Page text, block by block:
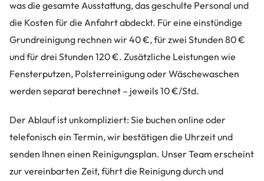
was die gesamte Ausstattung, das geschulte Personal und
die Kosten für die Anfahrt abdeckt. Für eine einstündige
Grundreinigung rechnen wir 40 €, für zwei Stunden 80 €
und für drei Stunden 120 €. Zusätzliche Leistungen wie
Fensterputzen, Polsterreinigung oder Wäschewaschen
werden separat berechnet – jeweils 10 €/Std.
Der Ablauf ist unkompliziert: Sie buchen online oder
telefonisch ein Termin, wir bestätigen die Uhrzeit und
senden Ihnen einen Reinigungsplan. Unser Team erscheint
zur vereinbarten Zeit, führt die Reinigung durch und